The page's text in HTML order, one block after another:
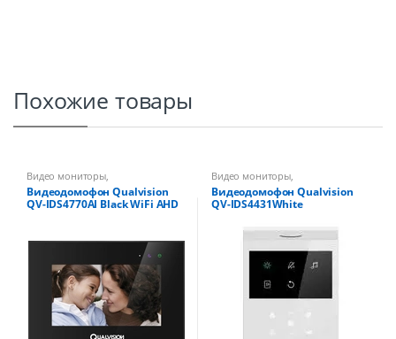
Похожие товары
Видео мониторы,
Видеодомофоны
Видеодомофон Qualvision
QV-IDS4770AI Black WiFi AHD
Видео мониторы,
Видеодомофоны
Видеодомофон Qualvision
QV-IDS4431White